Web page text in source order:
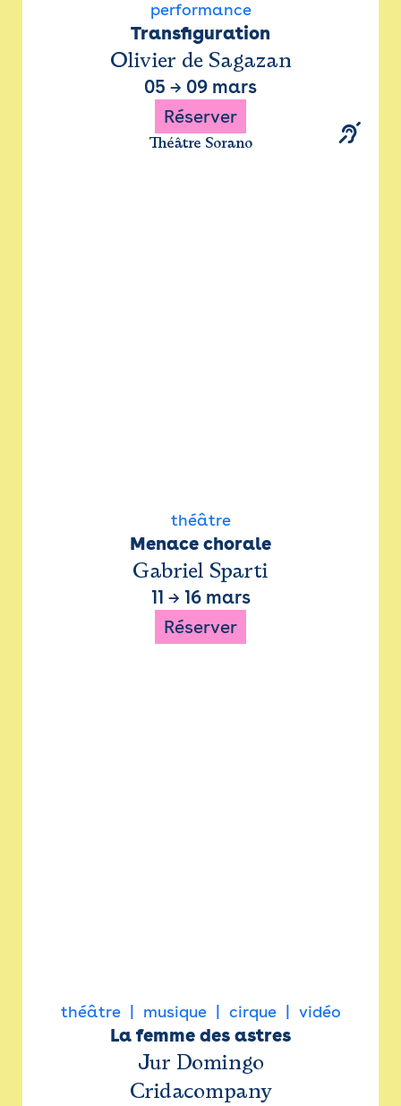
performance
Transfiguration
Olivier de Sagazan
05 → 09 mars
Réserver
Théâtre Sorano
théâtre
Menace chorale
Gabriel Sparti
11 → 16 mars
Réserver
théâtre musique cirque vidéo
La femme des astres
Jur Domingo
Cridacompany